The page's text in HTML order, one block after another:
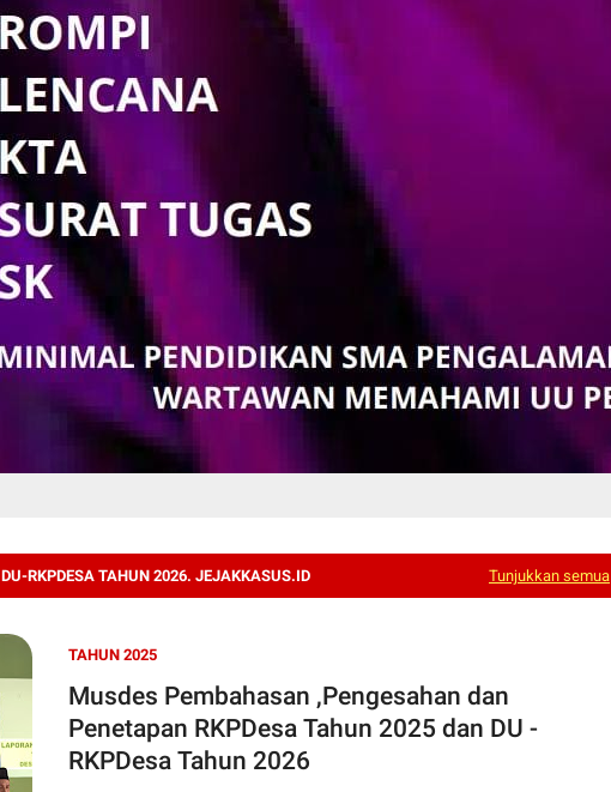
DU-RKPDESA TAHUN 2026. JEJAKKASUS.ID Tunjukkan semua
TAHUN 2025
Musdes Pembahasan ,Pengesahan dan
Penetapan RKPDesa Tahun 2025 dan DU -
RKPDesa Tahun 2026